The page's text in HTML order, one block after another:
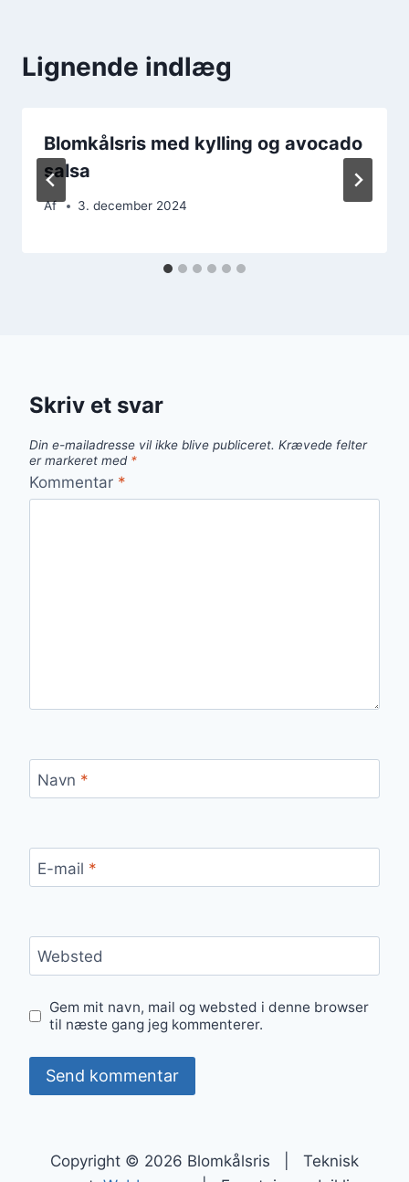
Lignende indlæg
Blomkålsris med kylling og avocado
salsa
Af 3. december 2024
Skriv et svar
Din e-mailadresse vil ikke blive publiceret. Krævede felter
er markeret med *
Kommentar *
Navn *
E-mail *
Websted
Gem mit navn, mail og websted i denne browser
til næste gang jeg kommenterer.
Copyright © 2026 Blomkålsris | Teknisk